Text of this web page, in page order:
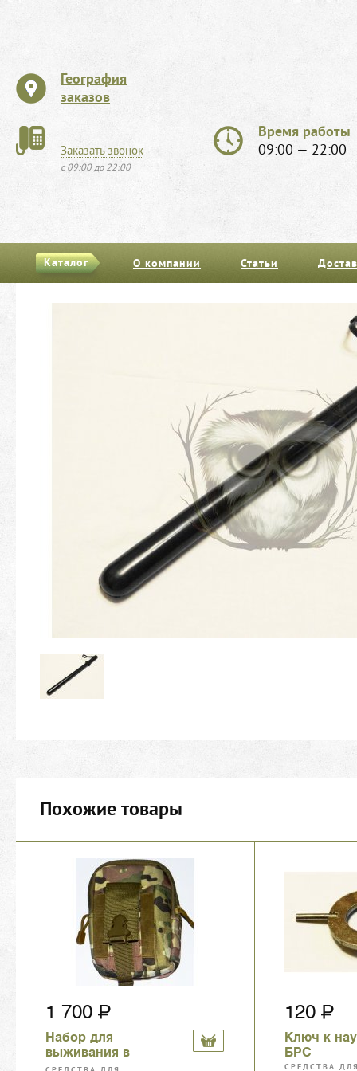
География
заказов
Заказать звонок
с 09:00 до 22:00
Время работы
09:00 — 22:00
Каталог О компании Статьи
Похожие товары
1 700
Набор для
выживания в
подсумке
120
Ключ к
БРС
СРЕДСТВА